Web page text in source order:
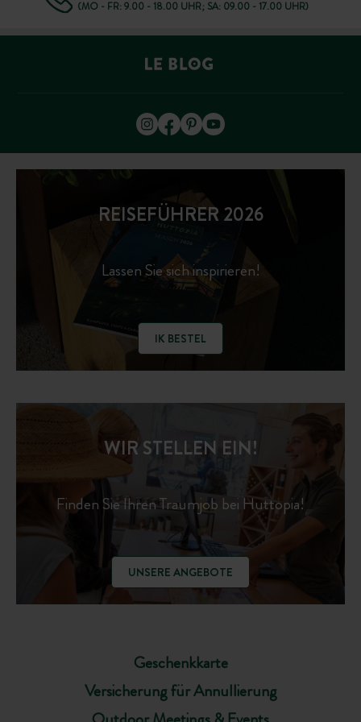
(MO - FR: 9.00 - 18.00 UHR; SA: 09.00 - 17.00 UHR)
REISEFÜHRER 2026
Lassen Sie sich inspirieren!
IK BESTEL
Geschenkkarte
Versicherung für Annullierung
WIR STELLEN EIN!
Finden Sie Ihren Traumjob bei Huttopia!
UNSERE ANGEBOTE